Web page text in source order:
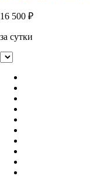
16 500 ₽
за сутки